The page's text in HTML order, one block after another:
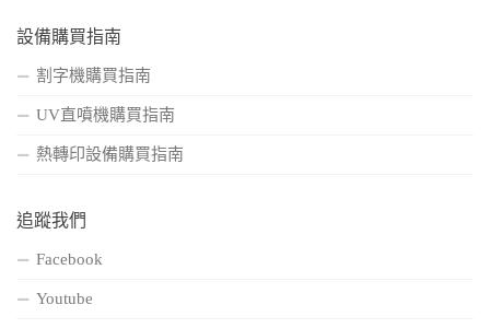
設備購買指南
割字機購買指南
UV直噴機購買指南
熱轉印設備購買指南
追蹤我們
Facebook
Youtube